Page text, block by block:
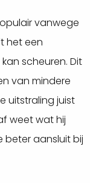
vanwege
het een
scheuren. Dit
van mindere
uitstraling juist
weet wat hij
beter aansluit bij